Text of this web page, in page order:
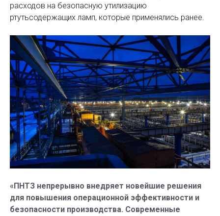
расходов на безопасную утилизацию
ртутьсодержащих ламп, которые применялись ранее.
«ПНТЗ непрерывно внедряет новейшие решения
для повышения операционной эффективности и
безопасности производства. Современные